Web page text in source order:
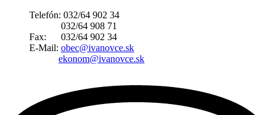
Telefón: 032/64 902 34
032/64 908 71
Fax: 032/64 902 34
E-Mail: obec@ivanovce.sk
ekonom@ivanovce.sk